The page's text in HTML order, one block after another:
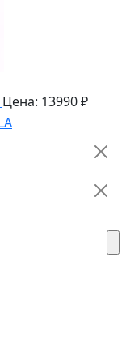
Цена: 13990 ₽